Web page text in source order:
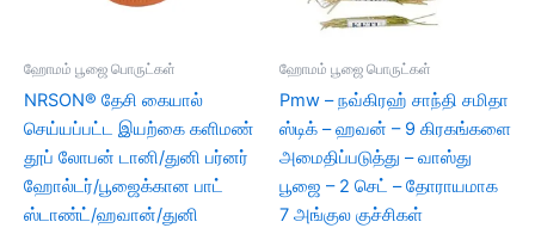
ஹோமம் பூஜை பொருட்கள்
NRSON® தேசி கையால்
செய்யப்பட்ட இயற்கை களிமண்
தூப் லோபன் டானி/துனி பர்னர்
ஹோல்டர்/பூஜைக்கான பாட்
ஸ்டாண்ட்/ஹவான்/துனி
ஹோமம் பூஜை பொருட்கள்
Pmw – நவ்கிரஹ் சாந்தி சமிதா
ஸ்டிக் – ஹவன் – 9 கிரகங்களை
அமைதிப்படுத்து – வாஸ்து
பூஜை – 2 செட் – தோராயமாக
7 அங்குல குச்சிகள்